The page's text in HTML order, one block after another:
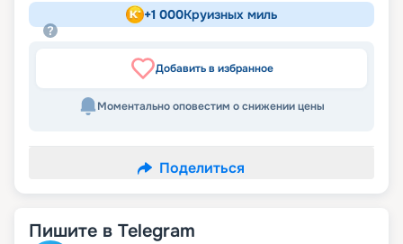
+1 000Круизных миль
Добавить в избранное
Моментально оповестим о снижении цены
Поделиться
Пишите в Telegram